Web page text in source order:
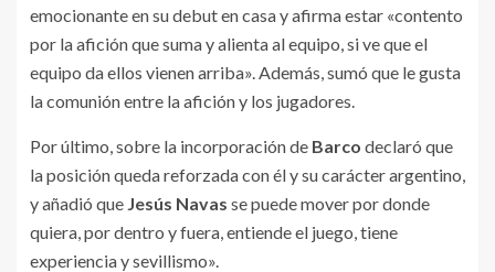
emocionante en su debut en casa y afirma estar «contento
por la afición que suma y alienta al equipo, si ve que el
equipo da ellos vienen arriba». Además, sumó que le gusta
la comunión entre la afición y los jugadores.
Por último, sobre la incorporación de Barco declaró que
la posición queda reforzada con él y su carácter argentino,
y añadió que Jesús Navas se puede mover por donde
quiera, por dentro y fuera, entiende el juego, tiene
experiencia y sevillismo».